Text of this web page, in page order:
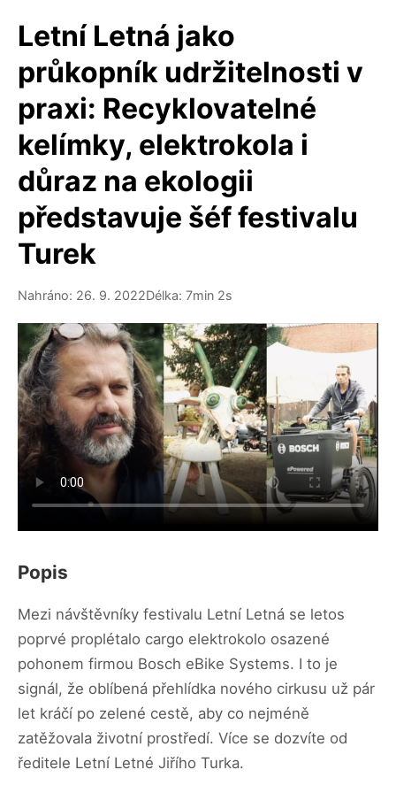
Letní Letná jako
průkopník udržitelnosti v
praxi: Recyklovatelné
kelímky, elektrokola i
důraz na ekologii
představuje šéf festivalu
Turek
Nahráno: 26. 9. 2022Délka: 7min 2s
Popis
Mezi návštěvníky festivalu Letní Letná se letos
poprvé proplétalo cargo elektrokolo osazené
pohonem firmou Bosch eBike Systems. I to je
signál, že oblíbená přehlídka nového cirkusu už pár
let kráčí po zelené cestě, aby co nejméně
zatěžovala životní prostředí. Více se dozvíte od
ředitele Letní Letné Jiřího Turka.